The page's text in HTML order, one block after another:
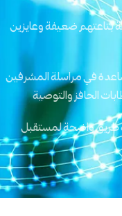
بتاعتهم ضعيفة وعايزين
في مراسلة المشرفين
الحافز والتوصية
طريق واضحة لمستقبل